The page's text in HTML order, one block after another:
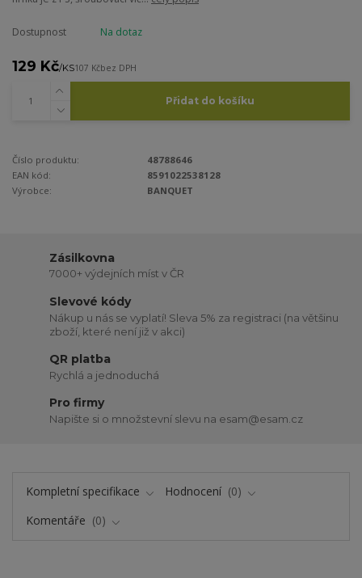
Dostupnost Na dotaz
129 Kč/KS107 Kčbez DPH
Přidat do košíku
Číslo produktu:
48788646
EAN kód:
8591022538128
Výrobce:
BANQUET
Zásilkovna
7000+ výdejních míst v ČR
Slevové kódy
Nákup u nás se vyplatí! Sleva 5% za registraci (na většinu
zboží, které není již v akci)
QR platba
Rychlá a jednoduchá
Pro firmy
Napište si o množstevní slevu na esam@esam.cz
Kompletní specifikace Hodnocení
0
Komentáře
0